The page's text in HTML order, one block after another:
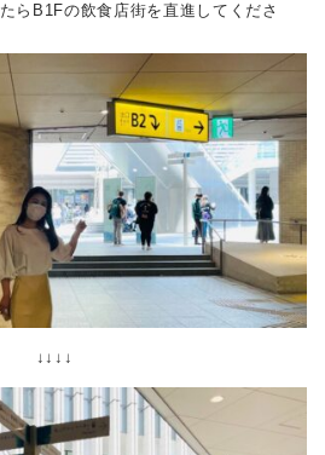
らB1Fの飲食店街を直進してくださ
↓↓↓↓